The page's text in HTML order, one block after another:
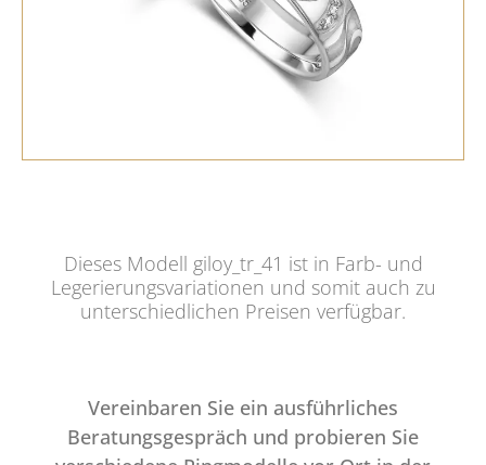
Dieses Modell giloy_tr_41 ist in Farb- und
Legerierungsvariationen und somit auch zu
unterschiedlichen Preisen verfügbar.
Vereinbaren Sie ein ausführliches
Beratungsgespräch und probieren Sie